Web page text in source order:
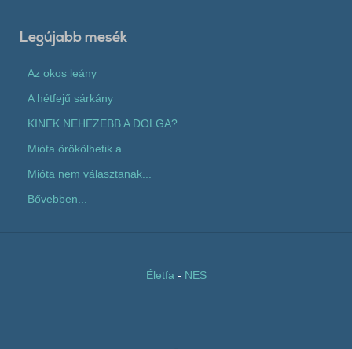
Legújabb mesék
Az okos leány
A hétfejű sárkány
KINEK NEHEZEBB A DOLGA?
Mióta örökölhetik a...
Mióta nem választanak...
Bővebben...
Életfa - NES